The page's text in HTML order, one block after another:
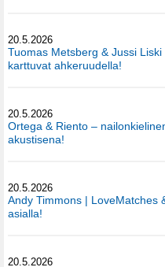
20.5.2026
Tuomas Metsberg & Jussi
karttuvat ahkeruudella!
20.5.2026
Ortega & Riento –
akustisena!
20.5.2026
Andy Timmons | LoveMatches
asialla!
20.5.2026